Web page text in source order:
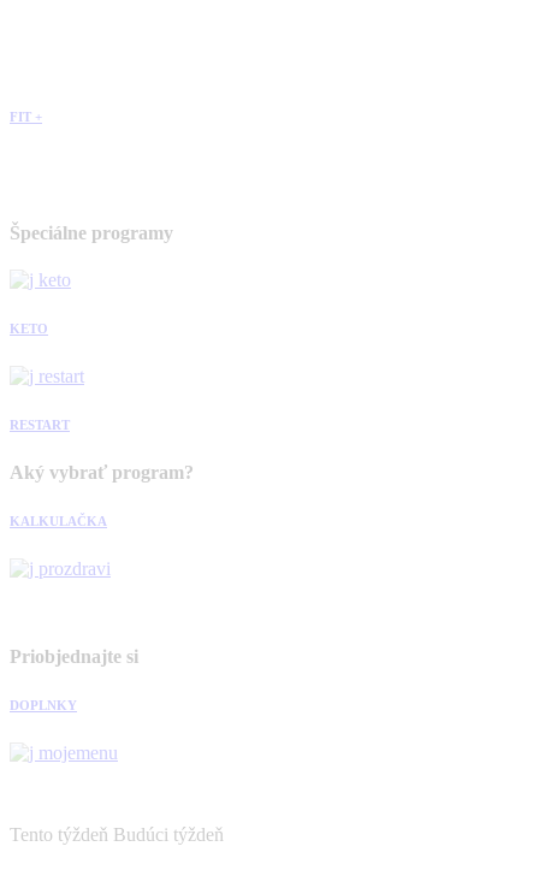
FIT +
Špeciálne programy
KETO
RESTART
Aký vybrať program?
KALKULAČKA
Priobjednajte si
DOPLNKY
Tento týždeň Budúci týždeň